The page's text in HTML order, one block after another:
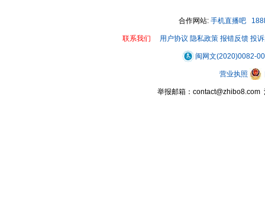
合作网站: 手机直播吧
联系我们 用户协议 隐私政策 报错反馈 投
闽网文(2020)0082-
营业执照
举报邮箱：